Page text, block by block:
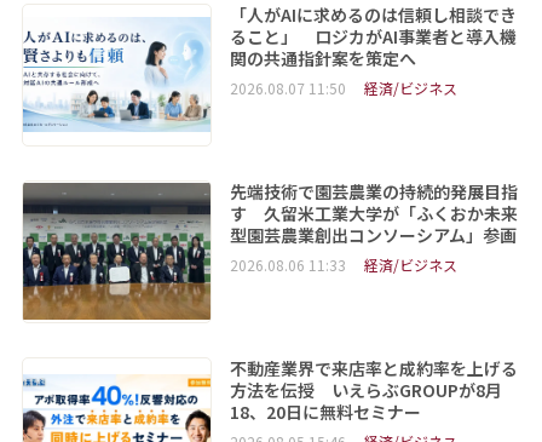
「人がAIに求めるのは信頼し相談でき
ること」 ロジカがAI事業者と導入機
関の共通指針案を策定へ
2026.08.07 11:50 経済/ビジネス
先端技術で園芸農業の持続的発展目指
す 久留米工業大学が「ふくおか未来
型園芸農業創出コンソーシアム」参画
2026.08.06 11:33 経済/ビジネス
不動産業界で来店率と成約率を上げる
方法を伝授 いえらぶGROUPが8月
18、20日に無料セミナー